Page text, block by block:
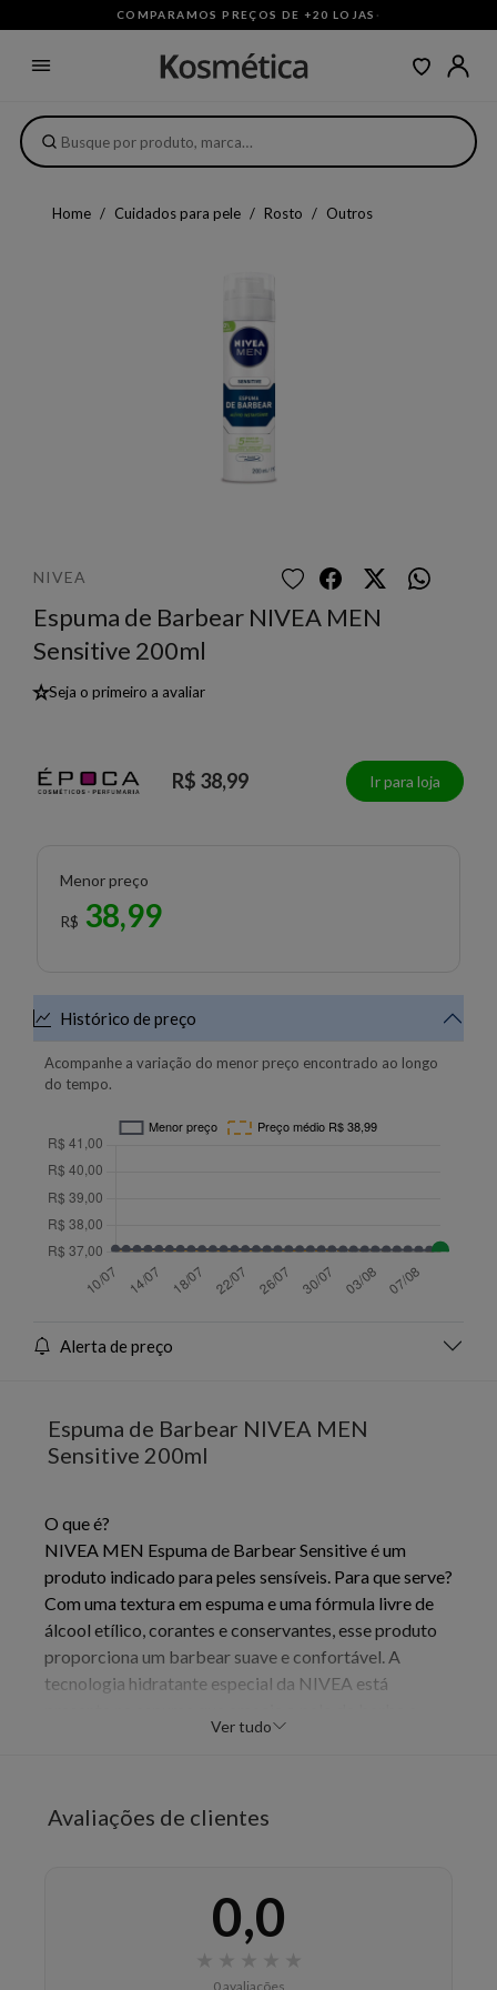
COMPARAMOS PREÇOS DE +20 LOJAS ·
Home Cuidados para pele Rosto Outros
NIVEA
Espuma de Barbear NIVEA MEN
Sensitive 200ml
★Seja o primeiro a avaliar
R$ 38,99 Ir para loja
Menor preço
R$ 38,99
Histórico de preço
Acompanhe a variação do menor preço encontrado ao longo
do tempo.
Alerta de preço
Espuma de Barbear NIVEA MEN
Sensitive 200ml
O que é?
NIVEA MEN Espuma de Barbear Sensitive é um
produto indicado para peles sensíveis. Para que serve?
Com uma textura em espuma e uma fórmula livre de
álcool etílico, corantes e conservantes, esse produto
proporciona um barbear suave e confortável. A
tecnologia hidratante especial da NIVEA está
protege a pele, evitando a sensação de ardor no rosto.
tem uma fragrância neutra e é dermatologicamente
- Protege a pele das irritações do barbear
- Fórmula sem álcool etílico
- Dermatologicamente aprovado por homens com
Ver tudo
Avaliações de clientes
0,0
0 avaliações